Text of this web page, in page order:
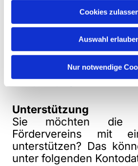
Cookies
Auswahl
Nur notwendige
Aktuelles Programm
Hier finden Sie das
Halbjahresprogramm 1-2026
Unterstützung
Sie möchten die
Fördervereins mit
unterstützen? Das
unter folgenden